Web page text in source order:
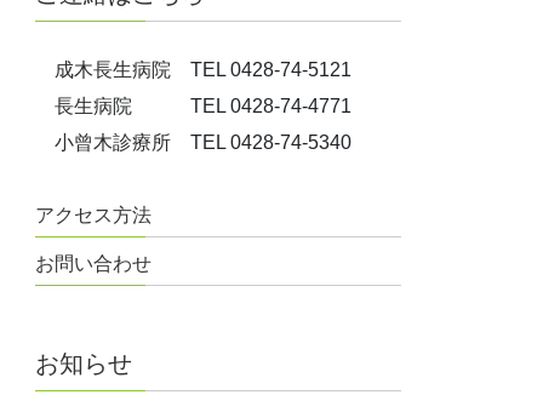
成木長生病院 TEL 0428-74-5121
長生病院 TEL 0428-74-4771
小曾木診療所 TEL 0428-74-5340
アクセス方法
お問い合わせ
お知らせ